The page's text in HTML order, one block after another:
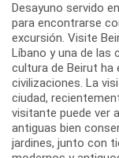
Desayuno servido
para encontrarse
excursión. Visite
Líbano y una de las
cultura de Beirut ha
civilizaciones. La
ciudad,
visitante puede ver
antiguas bien
jardines, junto con